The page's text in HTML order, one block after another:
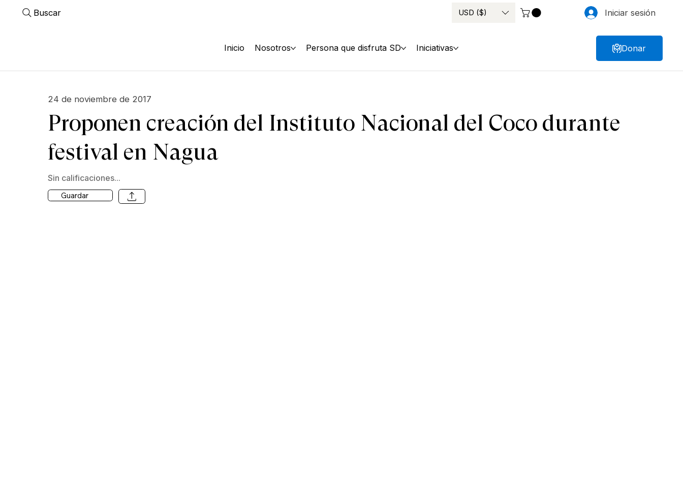
Buscar USD ($) Iniciar sesión
Inicio Nosotros Persona que disfruta SD Iniciativas Donar
24 de noviembre de 2017
Proponen creación del Instituto Nacional del Coco durante
festival en Nagua
Sin calificaciones...
Guardar